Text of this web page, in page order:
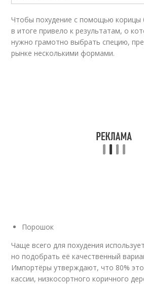
Чтобы похудение с помощью
в итоге привело к результатам, о
нужно грамотно выбрать специю,
рынке несколькими формами.
Порошок
Чаще всего для похудения
но подобрать её качественный
Импортёры утверждают, что 80%
кассии, низкосортного коричного